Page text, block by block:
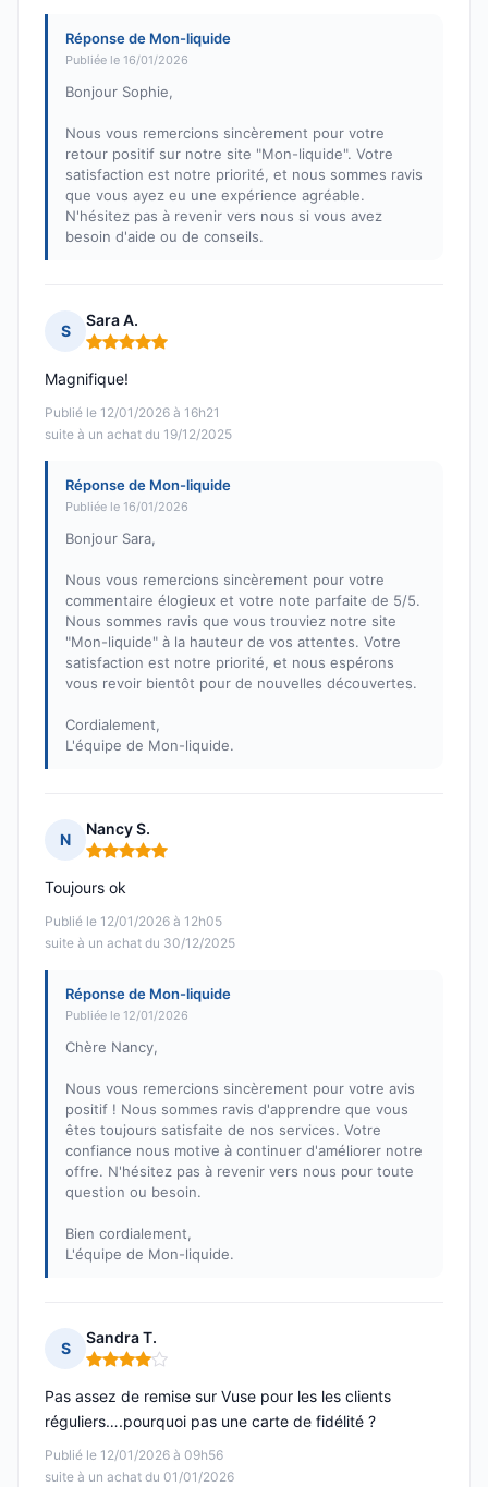
Réponse de Mon-liquide
Publiée le 16/01/2026
Bonjour Sophie,
Nous vous remercions sincèrement pour votre
retour positif sur notre site "Mon-liquide". Votre
satisfaction est notre priorité, et nous sommes ravis
que vous ayez eu une expérience agréable.
N'hésitez pas à revenir vers nous si vous avez
besoin d'aide ou de conseils.
S
Sara A.
Note : 5 sur 5
Publié le 12/01/2026 à 16h21
suite à un achat du 19/12/2025
Magnifique!
Réponse de Mon-liquide
Publiée le 16/01/2026
Bonjour Sara,
Nous vous remercions sincèrement pour votre
commentaire élogieux et votre note parfaite de 5/5.
Nous sommes ravis que vous trouviez notre site
"Mon-liquide" à la hauteur de vos attentes. Votre
satisfaction est notre priorité, et nous espérons
vous revoir bientôt pour de nouvelles découvertes.
Cordialement,
L'équipe de Mon-liquide.
N
Nancy S.
Note : 5 sur 5
Publié le 12/01/2026 à 12h05
suite à un achat du 30/12/2025
Toujours ok
Réponse de Mon-liquide
Publiée le 12/01/2026
Chère Nancy,
Nous vous remercions sincèrement pour votre avis
positif ! Nous sommes ravis d'apprendre que vous
êtes toujours satisfaite de nos services. Votre
confiance nous motive à continuer d'améliorer notre
offre. N'hésitez pas à revenir vers nous pour toute
question ou besoin.
Bien cordialement,
L'équipe de Mon-liquide.
S
Sandra T.
Note : 4 sur 5
Publié le 12/01/2026 à 09h56
suite à un achat du 01/01/2026
Pas assez de remise sur Vuse pour les les clients
réguliers….pourquoi pas une carte de fidélité ?